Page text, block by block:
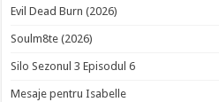
Evil Dead Burn (2026)
Soulm8te (2026)
Silo Sezonul 3 Episodul 6
Mesaje pentru Isabelle